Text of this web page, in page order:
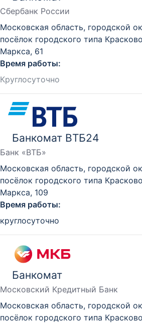
Сбербанк России
Московская область, городской
посёлок городского типа
Маркса, 61
Время работы:
Круглосуточно
Банкомат ВТБ24
Банк «ВТБ»
Московская область, городской
посёлок городского типа
Маркса, 109
Время работы:
круглосуточно
Банкомат
Московский Кредитный Банк
Московская область, городской
посёлок городского типа